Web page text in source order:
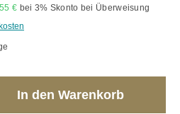
€ bei 3% Skonto bei Überweisung
den gewünschten
In den Warenkorb